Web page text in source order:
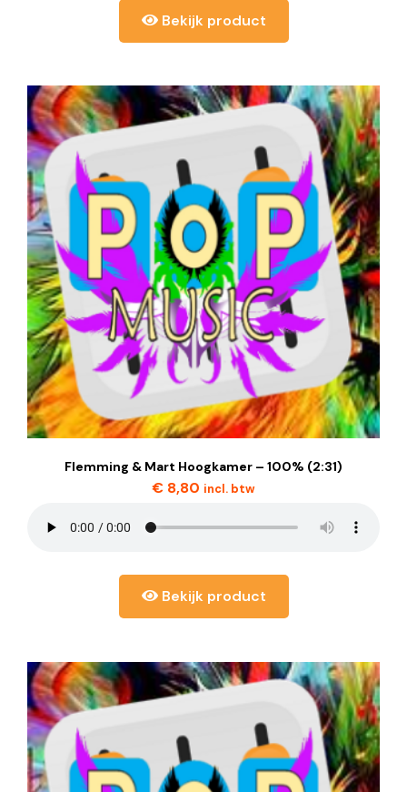
Bekijk product
Flemming & Mart Hoogkamer – 100% (2:31)
€ 8,80 incl. btw
Bekijk product